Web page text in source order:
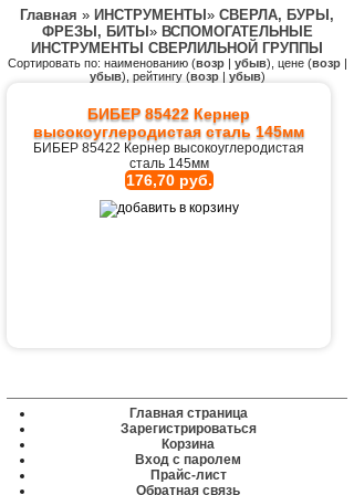
Главная » ИНСТРУМЕНТЫ » СВЕРЛА, БУРЫ,
ФРЕЗЫ, БИТЫ » ВСПОМОГАТЕЛЬНЫЕ
ИНСТРУМЕНТЫ СВЕРЛИЛЬНОЙ ГРУППЫ
Сортировать по: наименованию (возр| убыв), цене (возр|
убыв), рейтингу (возр| убыв)
БИБЕР 85422 Кернер
высокоуглеродистая сталь 145мм
БИБЕР 85422 Кернер высокоуглеродистая
сталь 145мм
176,70 руб.
Главная страница
Зарегистрироваться
Корзина
Вход с паролем
Прайс-лист
Обратная связь